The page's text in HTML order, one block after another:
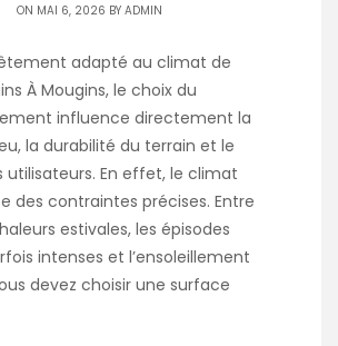
ON MAI 6, 2026 BY ADMIN
adapté au climat de
À Mougins, le choix du
influence directement la
la durabilité du terrain et le
En effet, le climat
des contraintes précises. Entre
estivales, les épisodes
intenses et l’ensoleillement
devez choisir une surface